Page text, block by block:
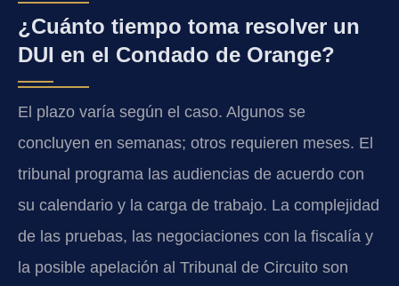
¿Cuánto tiempo toma resolver un
DUI en el Condado de Orange?
El plazo varía según el caso. Algunos se
concluyen en semanas; otros requieren meses. El
tribunal programa las audiencias de acuerdo con
su calendario y la carga de trabajo. La complejidad
de las pruebas, las negociaciones con la fiscalía y
la posible apelación al Tribunal de Circuito son